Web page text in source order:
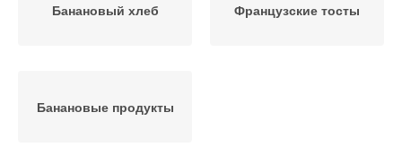
Банановый хлеб Французские тосты
Банановые продукты